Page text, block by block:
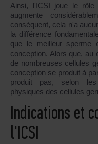
Ainsi, l'ICSI joue le rôle
augmente
conséquent, cela n'a
la différence
que le meilleur sperme
conception. Alors que, au
de nombreuses cellules
conception se produit à
produit pas, selon les
physiques des cellules
Indications et
l'ICSI